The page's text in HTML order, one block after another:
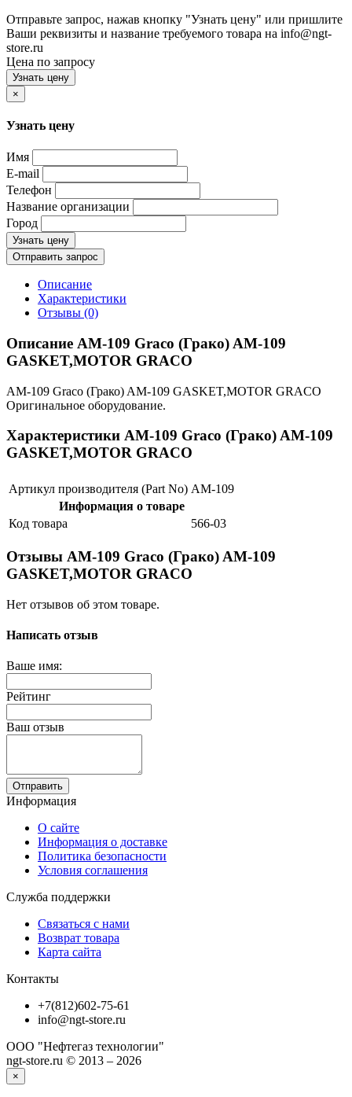
Отправьте запрос, нажав кнопку "Узнать цену" или пришлите
Ваши реквизиты и название требуемого товара на info@ngt-
store.ru
Цена по запросу
Узнать цену
×
Узнать цену
Имя
E-mail
Телефон
Название организации
Город
Узнать цену
Отправить запрос
Описание
Характеристики
Отзывы (0)
Описание AM-109 Graco (Грако) AM-109
GASKET,MOTOR GRACO
AM-109 Graco (Грако) AM-109 GASKET,MOTOR GRACO
Оригинальное оборудование.
Характеристики AM-109 Graco (Грако) AM-109
GASKET,MOTOR GRACO
Артикул производителя (Part No) AM-109
Информация о товаре
Код товара
566-03
Отзывы AM-109 Graco (Грако) AM-109
GASKET,MOTOR GRACO
Нет отзывов об этом товаре.
Написать отзыв
Ваше имя:
Рейтинг
Ваш отзыв
Отправить
Информация
О сайте
Информация о доставке
Политика безопасности
Условия соглашения
Служба поддержки
Связаться с нами
Возврат товара
Карта сайта
Контакты
+7(812)602-75-61
info@ngt-store.ru
ООО "Нефтегаз технологии"
ngt-store.ru © 2013 – 2026
×